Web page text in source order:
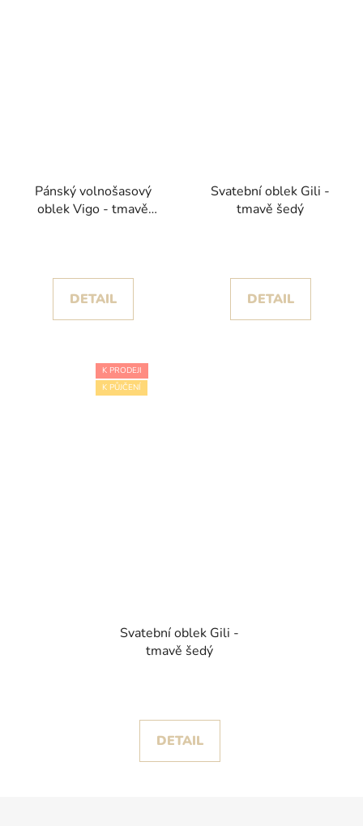
Pánský volnošasový
oblek Vigo - tmavě
DETAIL
Svatební oblek Gili -
tmavě šedý
DETAIL
K PRODEJI
K PŮJČENÍ
Svatební oblek Gili -
tmavě šedý
DETAIL